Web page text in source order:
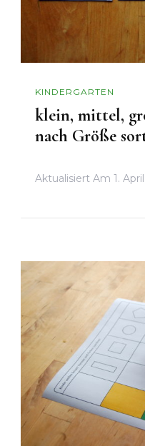
KINDERGARTEN
klein, mittel,
nach Größe
Aktualisiert Am 1.